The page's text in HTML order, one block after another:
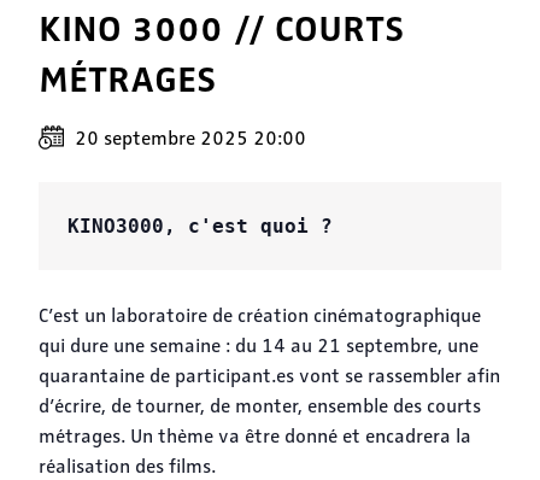
KINO 3000 // COURTS
MÉTRAGES
20 septembre 2025 20:00
KINO3000, c'est quoi ?
C’est un laboratoire de création cinématographique
qui dure une semaine : du 14 au 21 septembre, une
quarantaine de participant.es vont se rassembler afin
d’écrire, de tourner, de monter, ensemble des courts
métrages. Un thème va être donné et encadrera la
réalisation des films.